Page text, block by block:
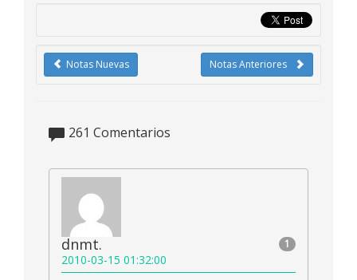
Notas Anteriores
Notas Nuevas
261 Comentarios
1
dnmt.
2010-03-15 01:32:00